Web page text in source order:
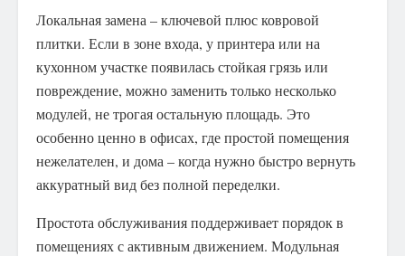
Локальная замена – ключевой плюс ковровой
плитки. Если в зоне входа, у принтера или на
кухонном участке появилась стойкая грязь или
повреждение, можно заменить только несколько
модулей, не трогая остальную площадь. Это
особенно ценно в офисах, где простой помещения
нежелателен, и дома – когда нужно быстро вернуть
аккуратный вид без полной переделки.
Простота обслуживания поддерживает порядок в
помещениях с активным движением. Модульная